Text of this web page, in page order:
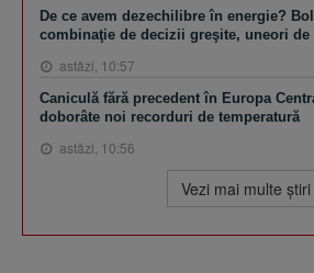
De ce avem dezechilibre în energie?
combinaţie de decizii greşite, uneori de
astăzi, 10:57
Caniculă fără precedent în Europa
doborâte noi recorduri de temperatură
astăzi, 10:56
Vezi mai multe ştiri